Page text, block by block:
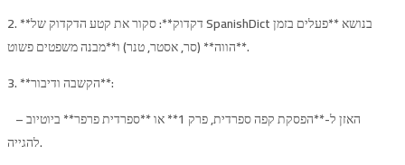
2. **דקדוק**: סקור את קטע הדקדוק של SpanishDict בנושא **פעלים בזמן
הווה** (סר, אסטר, טנר) ו**מבנה משפטים פשוט**.
3. **הקשבה ודיבור**:
– האזן ל-**הפסקת קפה ספרדית, פרק 1** או **ספרדית פרפר** ביוטיוב
להגייה.